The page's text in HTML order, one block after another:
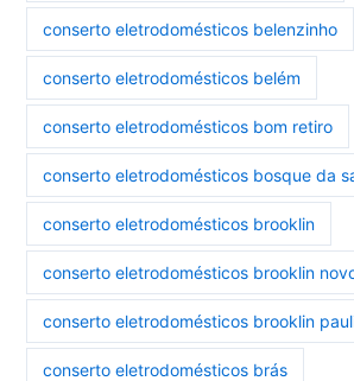
conserto eletrodomésticos belenzinho
conserto eletrodomésticos belém
conserto eletrodomésticos bom retiro
conserto eletrodomésticos bosque da
conserto eletrodomésticos brooklin
conserto eletrodomésticos brooklin
conserto eletrodomésticos brooklin
conserto eletrodomésticos brás